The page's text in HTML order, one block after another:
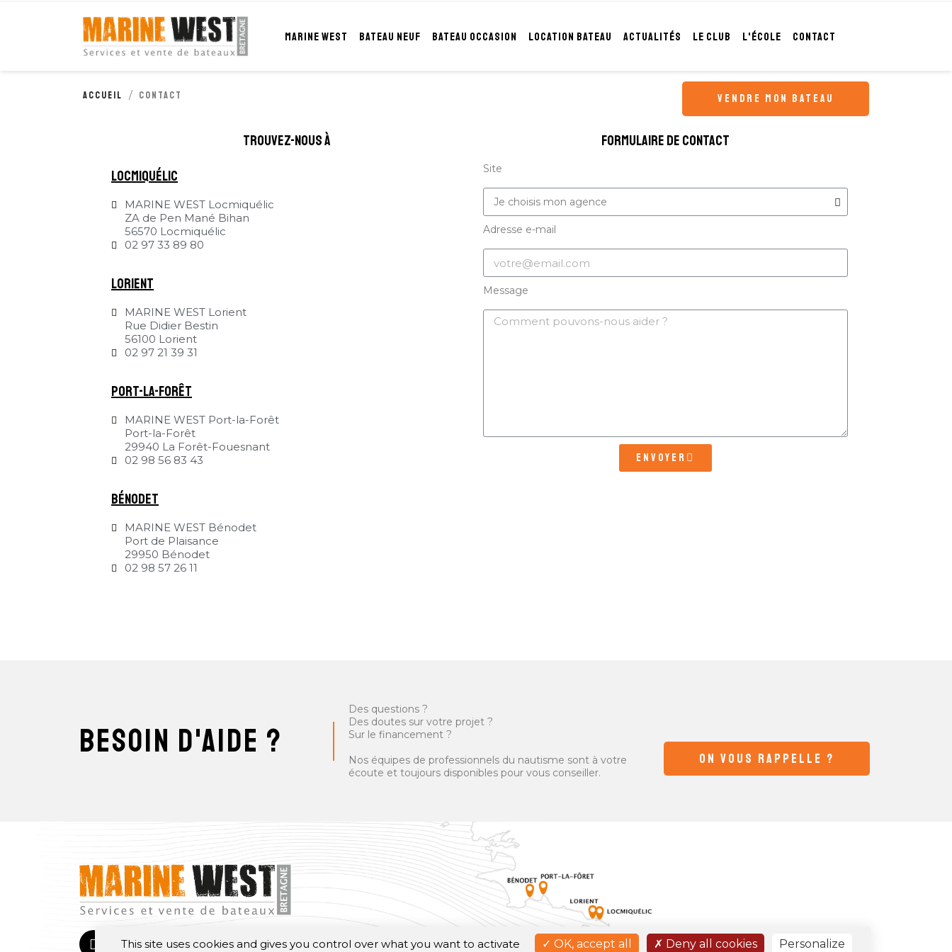
MARINE WEST BATEAU NEUF BATEAU OCCASION LOCATION BATEAU ACTUALITÉS LE CLUB L'ÉCOLE CONTACT
vendre mon bateau
Accueil Contact
trouvez-nous à
locmiquélic
MARINE WEST Locmiquélic
ZA de Pen Mané Bihan
56570 Locmiquélic
02 97 33 89 80
Lorient
MARINE WEST Lorient
Rue Didier Bestin
56100 Lorient
02 97 21 39 31
Port-la-Forêt
MARINE WEST Port-la-Forêt
Port-la-Forêt
29940 La Forêt-Fouesnant
02 98 56 83 43
Bénodet
MARINE WEST Bénodet
Port de Plaisance
29950 Bénodet
02 98 57 26 11
formulaire de contact
Site
Adresse e-mail
Message
Envoyer
besoin d'aide ?
Des questions ?
Des doutes sur votre projet ?
Sur le financement ?
Nos équipes de professionnels du nautisme sont à votre
écoute et toujours disponibles pour vous conseiller.
ON VOUS RAPPELLE ?
This site uses cookies and gives you control over what you want to activate OK, accept all Deny all cookies Personalize